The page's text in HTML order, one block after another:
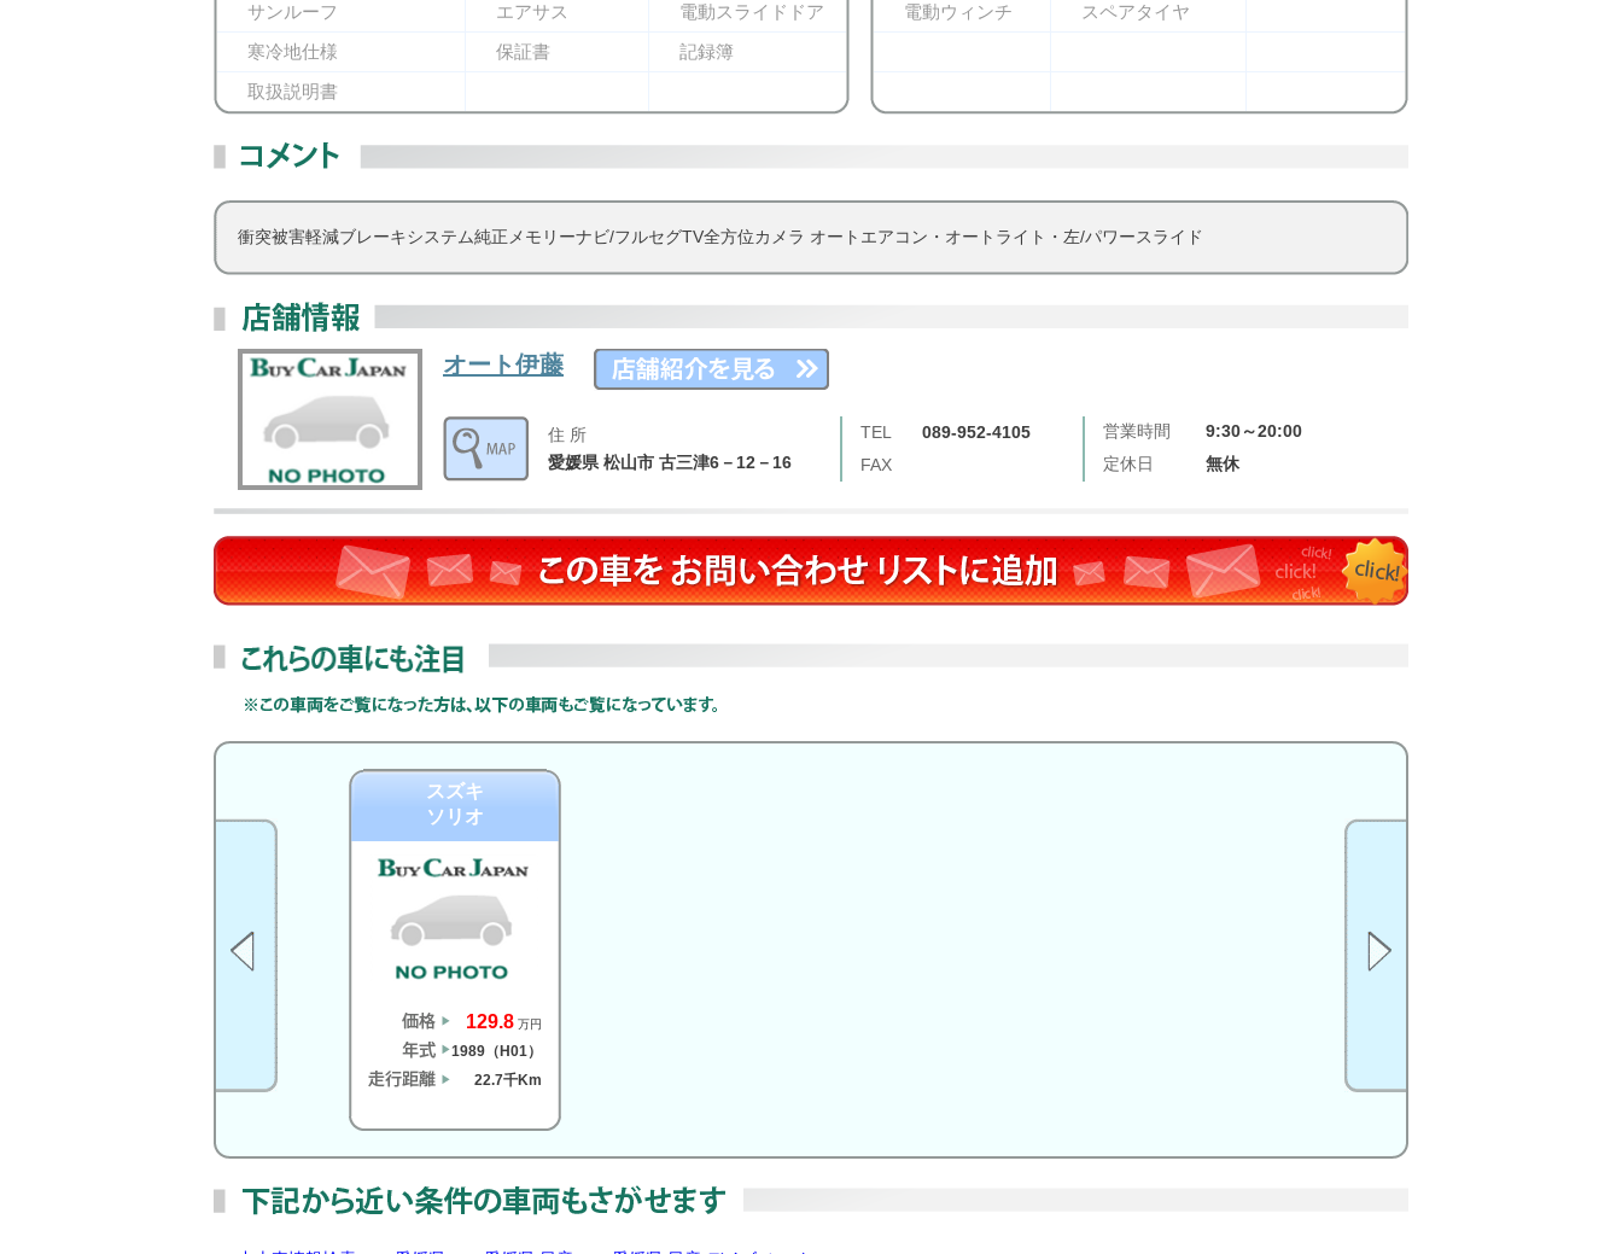
サンルーフ
エアサス
電動スライドドア
寒冷地仕様
保証書
記録簿
取扱説明書
電動ウィンチ
スペアタイヤ
衝突被害軽減ブレーキシステム純正メモリーナビ/フルセグTV全方位カメラ オートエアコン・オートライト・左/パワースライド
オート伊藤
住 所
愛媛県 松山市 古三津6－12－16
TEL 089-952-4105 営業時間
9:30～20:00
FAX
定休日 無休
スズキ
ソリオ
129.8 万円
1989（H01）
22.7千Km